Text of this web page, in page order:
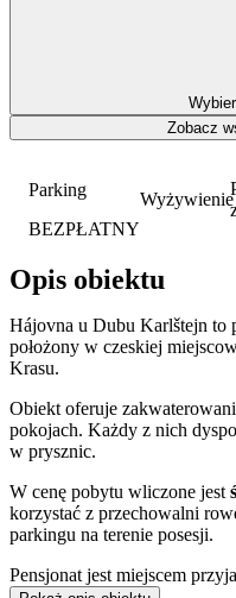
Parking
BEZPŁATNY
Wyżywienie
Opis obiektu
Hájovna u Dubu Karlštejn to
położony w czeskiej
Krasu.
Obiekt oferuje
pokojach. Każdy z nich
w prysznic.
W cenę pobytu wliczone jest
korzystać z przechowalni
parkingu na terenie posesji.
Pensjonat jest miejscem
Zobacz